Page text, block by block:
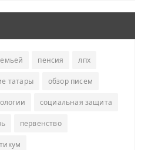
пенсия лпх
татары обзор писем
социальная защита
первенство